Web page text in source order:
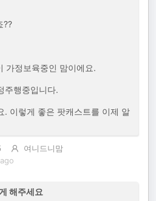
??
가정보육중인 맘이에요.
주행중입니다.
. 이렇게 좋은 팟캐스트를 이제 알
여니드니맘
해주세요